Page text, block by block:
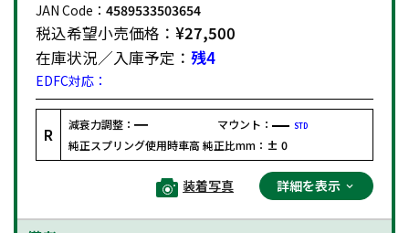
JAN Code： 4589533503654
税込希望小売価格： ¥27,500
在庫状況／入庫予定： 残4
EDFC対応：
R 減衰力調整： マウント： STD
純正スプリング使用時車高 純正比mm： ± 0
装着写真 詳細を表示